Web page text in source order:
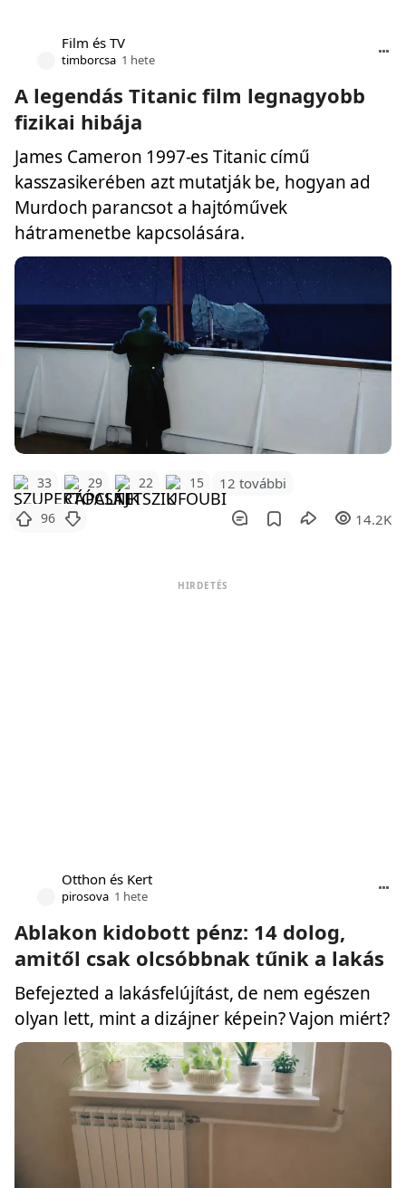
Film és TV
timborcsa 1 hete
A legendás Titanic film legnagyobb
fizikai hibája
James Cameron 1997-es Titanic című
kasszasikerében azt mutatják be, hogyan ad
Murdoch parancsot a hajtóművek
hátramenetbe kapcsolására.
33 29 22 15 12 további
96 14.2K
HIRDETÉS
Otthon és Kert
pirosova 1 hete
Ablakon kidobott pénz: 14 dolog,
amitől csak olcsóbbnak tűnik a lakás
Befejezted a lakásfelújítást, de nem egészen
olyan lett, mint a dizájner képein? Vajon miért?